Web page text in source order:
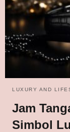
LUXURY AND
Jam
Simbol